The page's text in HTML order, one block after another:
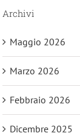
Archivi
Maggio 2026
Marzo 2026
Febbraio 2026
Dicembre 2025